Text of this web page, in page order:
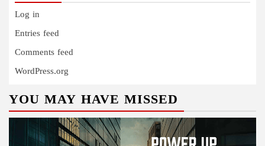
Log in
Entries feed
Comments feed
WordPress.org
YOU MAY HAVE MISSED